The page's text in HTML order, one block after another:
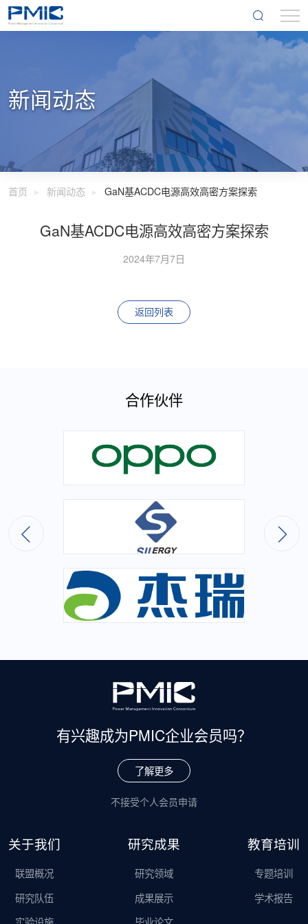
新闻动态
首页 新闻动态 GaN基ACDC电源高效高密方案探索
GaN基ACDC电源高效高密方案探索
2024年7月7日
返回列表
合作伙伴
有兴趣成为PMIC企业会员吗？
了解更多
不接受个人会员申请
关于我们
联盟概况
研究队伍
研究成果
研究领域
成果展示
教育培训
专题培训
学术报告